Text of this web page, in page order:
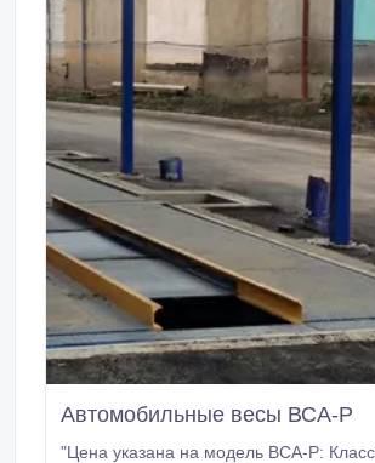
Автомобильные весы ВСА-Р
"Цена указана на модель ВСА-Р: